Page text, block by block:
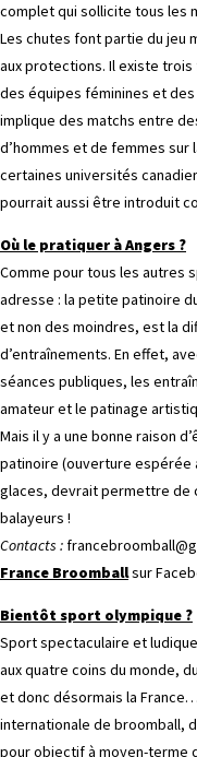
complet qui sollicite tous les
Les chutes font partie du jeu
aux protections. Il existe
des équipes féminines et
implique des matchs entre
d’hommes et de femmes sur
certaines universités
pourrait aussi être introduit
Où le pratiquer à Angers ?
Comme pour tous les autres
adresse : la petite patinoire
et non des moindres, est la
d’entraînements. En effet,
séances publiques, les
amateur et le patinage
Mais il y a une bonne raison
patinoire (ouverture espérée
glaces, devrait permettre de
balayeurs !
Contacts :
France Broomballsur
Bientôt sport olympique ?
Sport spectaculaire et
aux quatre coins du monde,
et donc désormais la
internationale de broomball,
pour objectif à moyen-terme